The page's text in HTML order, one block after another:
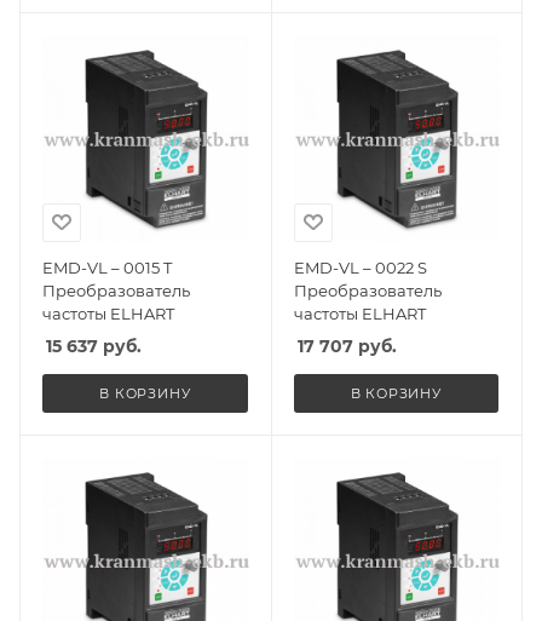
EMD-VL – 0015 T
Преобразователь
частоты ELHART
15 637 руб.
В КОРЗИНУ
EMD-VL – 0022 S
Преобразователь
частоты ELHART
17 707руб.
В КОРЗИНУ